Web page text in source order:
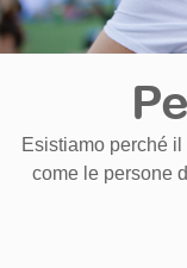
Esistiamo perché
come le persone